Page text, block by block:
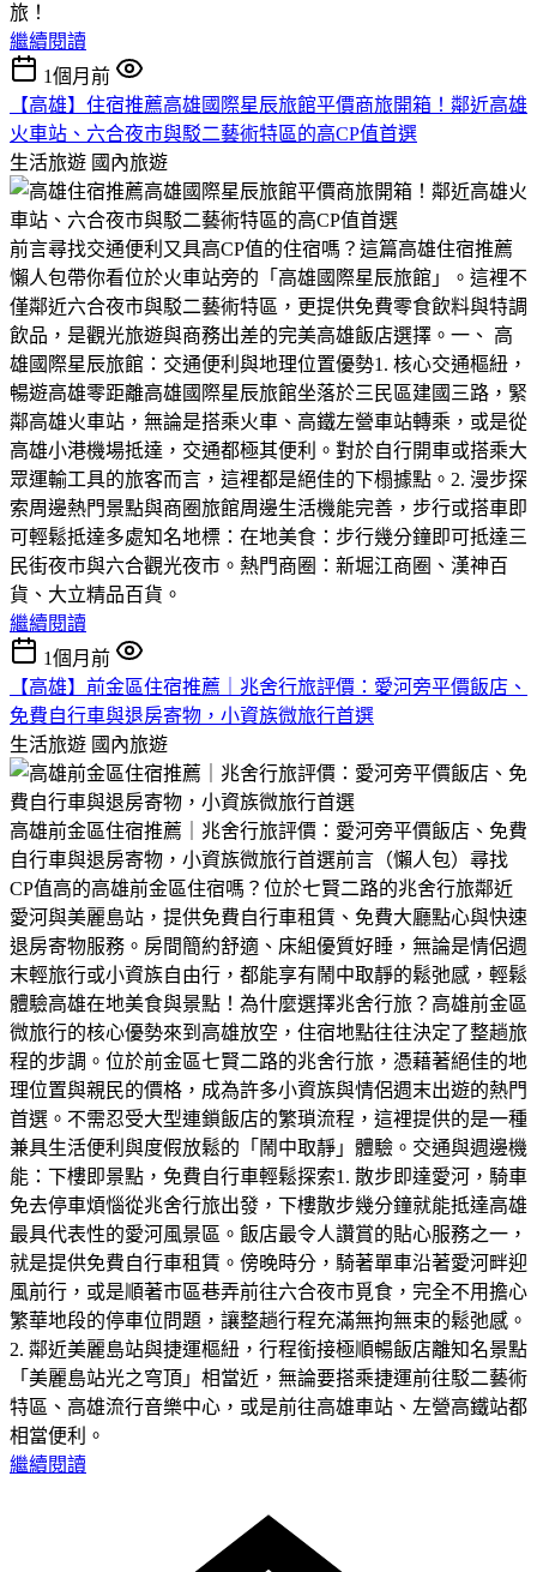
旅！
繼續閱讀
1個月前
【高雄】住宿推薦高雄國際星辰旅館平價商旅開箱！鄰近高雄
火車站、六合夜市與駁二藝術特區的高CP值首選
生活旅遊 國內旅遊
​前言​尋找交通便利又具高CP值的住宿嗎？這篇高雄住宿推薦
懶人包帶你看位於火車站旁的「高雄國際星辰旅館」。這裡不
僅鄰近六合夜市與駁二藝術特區，更提供免費零食飲料與特調
飲品，是觀光旅遊與商務出差的完美高雄飯店選擇。​一、 高
雄國際星辰旅館：交通便利與地理位置優勢​1. 核心交通樞紐，
暢遊高雄零距離​高雄國際星辰旅館坐落於三民區建國三路，緊
鄰高雄火車站，無論是搭乘火車、高鐵左營車站轉乘，或是從
高雄小港機場抵達，交通都極其便利。對於自行開車或搭乘大
眾運輸工具的旅客而言，這裡都是絕佳的下榻據點。​2. 漫步探
索周邊熱門景點與商圈​旅館周邊生活機能完善，步行或搭車即
可輕鬆抵達多處知名地標：​在地美食：步行幾分鐘即可抵達三
民街夜市與六合觀光夜市。​熱門商圈：新堀江商圈、漢神百
貨、大立精品百貨。
繼續閱讀
1個月前
【高雄】前金區住宿推薦｜兆舍行旅評價：愛河旁平價飯店、
免費自行車與退房寄物，小資族微旅行首選
生活旅遊 國內旅遊
高雄前金區住宿推薦｜兆舍行旅評價：愛河旁平價飯店、免費
自行車與退房寄物，小資族微旅行首選前言（懶人包）尋找
CP值高的高雄前金區住宿嗎？位於七賢二路的兆舍行旅鄰近
愛河與美麗島站，提供免費自行車租賃、免費大廳點心與快速
退房寄物服務。房間簡約舒適、床組優質好睡，無論是情侶週
末輕旅行或小資族自由行，都能享有鬧中取靜的鬆弛感，輕鬆
體驗高雄在地美食與景點！為什麼選擇兆舍行旅？高雄前金區
微旅行的核心優勢來到高雄放空，住宿地點往往決定了整趟旅
程的步調。位於前金區七賢二路的兆舍行旅，憑藉著絕佳的地
理位置與親民的價格，成為許多小資族與情侶週末出遊的熱門
首選。不需忍受大型連鎖飯店的繁瑣流程，這裡提供的是一種
兼具生活便利與度假放鬆的「鬧中取靜」體驗。交通與週邊機
能：下樓即景點，免費自行車輕鬆探索1. 散步即達愛河，騎車
免去停車煩惱從兆舍行旅出發，下樓散步幾分鐘就能抵達高雄
最具代表性的愛河風景區。飯店最令人讚賞的貼心服務之一，
就是提供免費自行車租賃。傍晚時分，騎著單車沿著愛河畔迎
風前行，或是順著市區巷弄前往六合夜市覓食，完全不用擔心
繁華地段的停車位問題，讓整趟行程充滿無拘無束的鬆弛感。
2. 鄰近美麗島站與捷運樞紐，行程銜接極順暢飯店離知名景點
「美麗島站光之穹頂」相當近，無論要搭乘捷運前往駁二藝術
特區、高雄流行音樂中心，或是前往高雄車站、左營高鐵站都
相當便利。
繼續閱讀